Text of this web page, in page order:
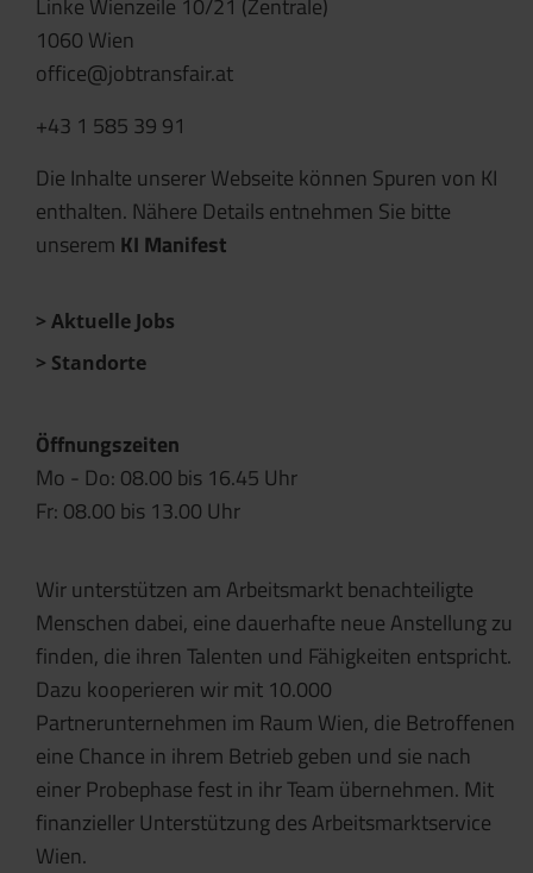
Linke Wienzeile 10/21 (Zentrale)
1060 Wien
office@jobtransfair.at
+43 1 585 39 91
Die Inhalte unserer Webseite können Spuren von KI
enthalten. Nähere Details entnehmen Sie bitte
unserem KI Manifest
Aktuelle Jobs
Standorte
Öffnungszeiten
Mo - Do: 08.00 bis 16.45 Uhr
Fr: 08.00 bis 13.00 Uhr
Wir unterstützen am Arbeitsmarkt benachteiligte
Menschen dabei, eine dauerhafte neue Anstellung zu
finden, die ihren Talenten und Fähigkeiten entspricht.
Dazu kooperieren wir mit 10.000
Partnerunternehmen im Raum Wien, die Betroffenen
eine Chance in ihrem Betrieb geben und sie nach
einer Probephase fest in ihr Team übernehmen. Mit
finanzieller Unterstützung des Arbeitsmarktservice
Wien.